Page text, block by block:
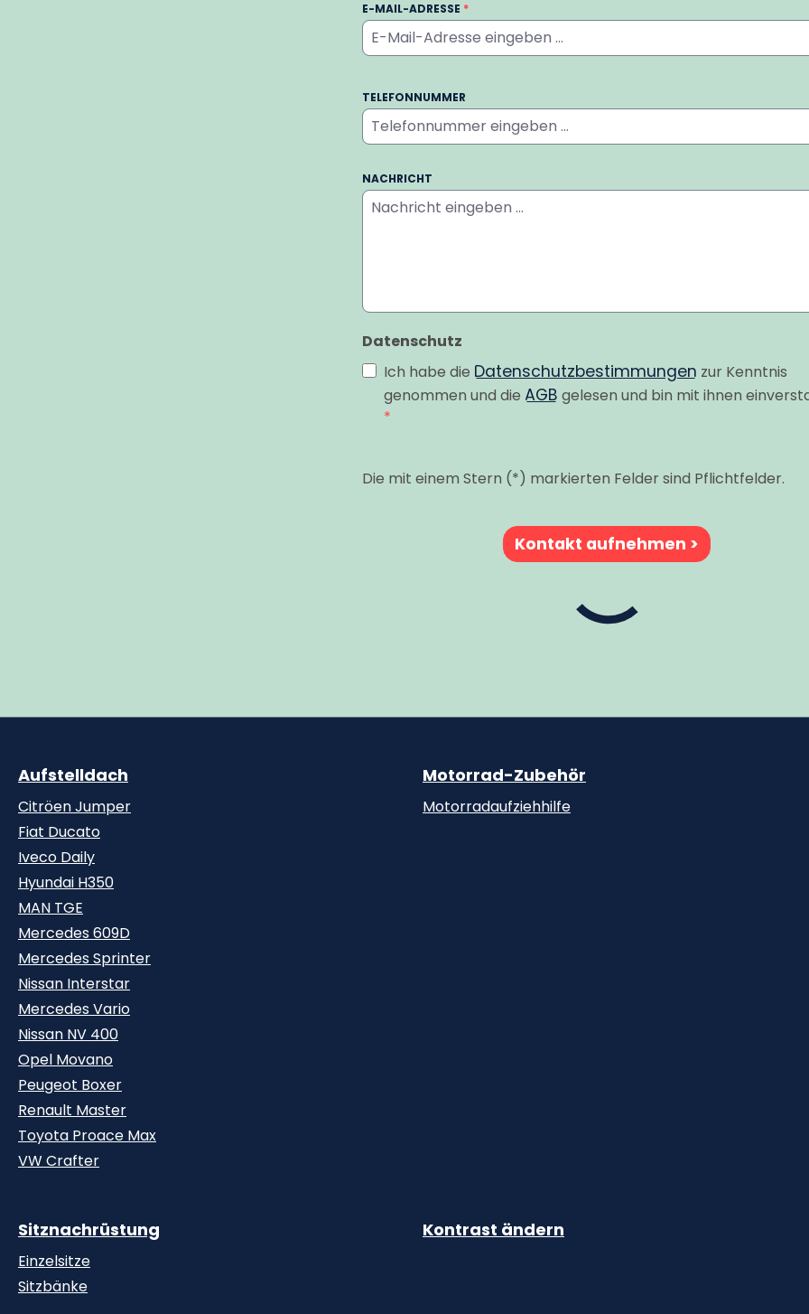
E-MAIL-ADRESSE *
TELEFONNUMMER
NACHRICHT
Datenschutz
Ich habe die Datenschutzbestimmungen zur Kenntnis
genommen und die AGB gelesen und bin mit ihnen
*
Die mit einem Stern (*) markierten Felder sind Pflichtfelder.
Kontakt aufnehmen
Aufstelldach
Citröen Jumper
Fiat Ducato
Iveco Daily
Hyundai H350
MAN TGE
Mercedes 609D
Mercedes Sprinter
Nissan Interstar
Mercedes Vario
Nissan NV 400
Opel Movano
Peugeot Boxer
Renault Master
Toyota Proace Max
VW Crafter
Motorrad-Zubehör
Motorradaufziehhilfe
Sitznachrüstung
Einzelsitze
Sitzbänke
Kontrast ändern